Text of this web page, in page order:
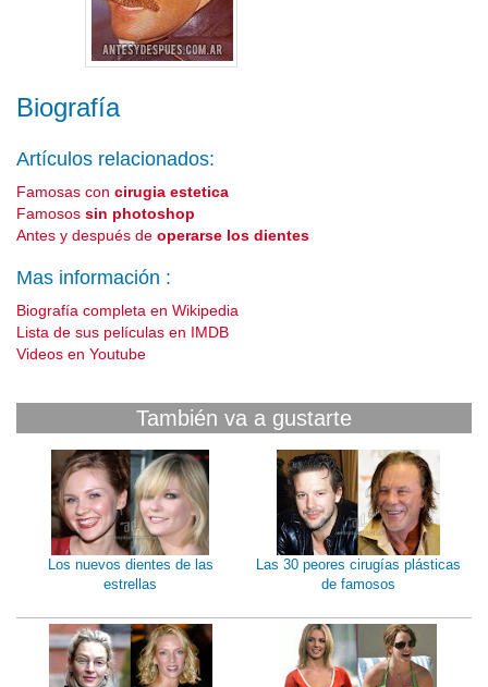
Biografía
Artículos relacionados:
Famosas con cirugia estetica
Famosos sin photoshop
Antes y después de operarse los dientes
Mas información :
Biografía completa en Wikipedia
Lista de sus películas en IMDB
Videos en Youtube
También va a gustarte
Los nuevos dientes de las
estrellas
Las 30 peores cirugías plásticas
de famosos